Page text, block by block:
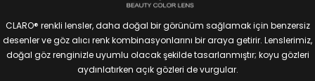
CLARO® renkli lensler, daha doğal bir görünüm sağlamak için benzersiz
desenler ve göz alıcı renk kombinasyonlarını bir araya getirir. Lenslerimiz,
doğal göz renginizle uyumlu olacak şekilde tasarlanmıştır; koyu gözleri
aydınlatırken açık gözleri de vurgular.